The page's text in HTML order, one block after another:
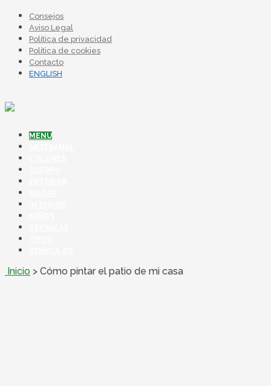
Consejos
Aviso Legal
Política de privacidad
Política de cookies
Contacto
ENGLISH
MENU
Inicio > Cómo pintar el patio de mi casa